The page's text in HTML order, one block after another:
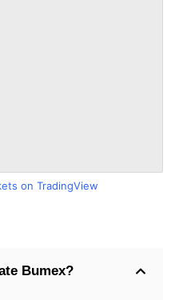
on TradingView
Bumex?